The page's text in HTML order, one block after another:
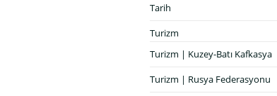
Tarih
Turizm
Turizm | Kuzey-Batı Kafkasya
Turizm | Rusya Federasyonu